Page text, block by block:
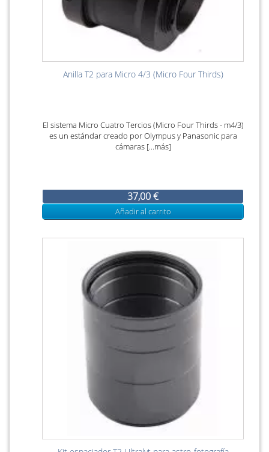
Anilla T2 para Micro 4/3 (Micro Four Thirds)
El sistema Micro Cuatro Tercios (Micro Four Thirds - m4/3)
es un estándar creado por Olympus y Panasonic para
cámaras [...más]
37,00 €
Añadir al carrito